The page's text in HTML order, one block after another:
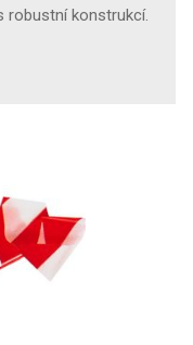
robustní konstrukcí.